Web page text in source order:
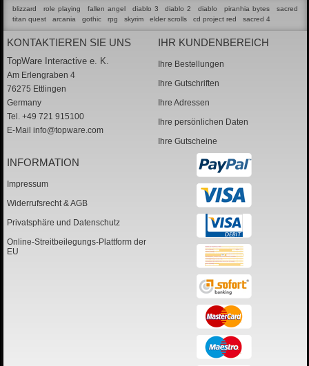
blizzard role playing fallen angel diablo 3 diablo 2 diablo piranhia bytes
sacred
titan quest
arcania gothic rpg skyrim elder scrolls cd project red sacred 4
KONTAKTIEREN SIE UNS
TopWare Interactive e. K.
Am Erlengraben 4
76275 Ettlingen
Germany
Tel. +49 721 915100
E-Mail info@topware.com
IHR KUNDENBEREICH
Ihre Bestellungen
Ihre Gutschriften
Ihre Adressen
Ihre persönlichen Daten
Ihre Gutscheine
INFORMATION
Impressum
Widerrufsrecht & AGB
Privatsphäre und Datenschutz
Online-Streitbeilegungs-Plattform der
EU